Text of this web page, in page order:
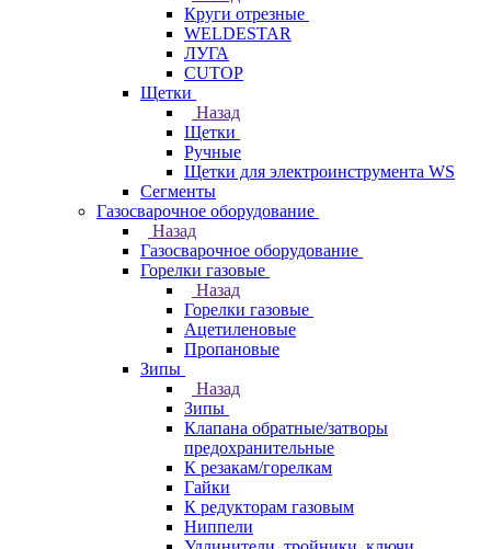
Круги отрезные
WELDESTAR
ЛУГА
CUTOP
Щетки
Назад
Щетки
Ручные
Щетки для электроинструмента WS
Сегменты
Газосварочное оборудование
Назад
Газосварочное оборудование
Горелки газовые
Назад
Горелки газовые
Ацетиленовые
Пропановые
Зипы
Назад
Зипы
Клапана обратные/затворы
предохранительные
К резакам/горелкам
Гайки
К редукторам газовым
Ниппели